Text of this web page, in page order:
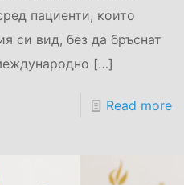
пациенти, които
си вид, без да бръснат
[…]
Read more